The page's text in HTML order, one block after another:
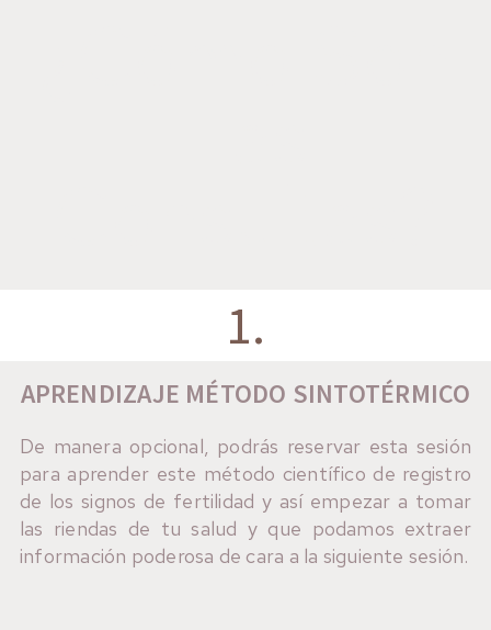
1.
APRENDIZAJE MÉTODO SINTOTÉRMICO
De manera opcional, podrás reservar esta sesión
para aprender este método científico de registro
de los signos de fertilidad y así empezar a tomar
las riendas de tu salud y que podamos extraer
información poderosa de cara a la siguiente sesión.